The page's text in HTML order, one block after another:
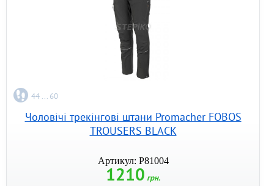
44 ... 60
Чоловічі трекінгові штани Promacher FOBOS
TROUSERS BLACK
Артикул: P81004
1210 грн.